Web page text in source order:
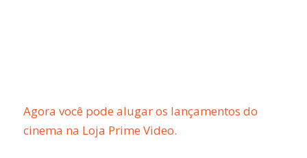
Agora você pode alugar os lançamentos do
cinema na Loja Prime Video.